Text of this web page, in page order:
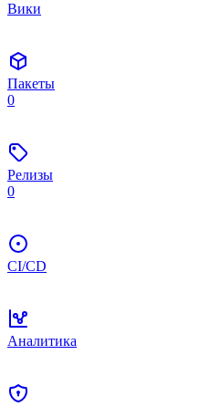
Вики
Пакеты
0
Релизы
0
CI/CD
Аналитика